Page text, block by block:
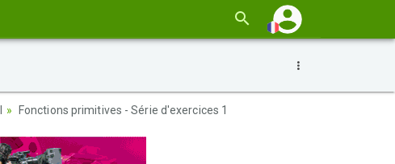
Fonctions primitives - Série d'exercices 1